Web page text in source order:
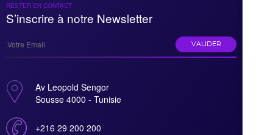
RESTER EN CONTACT
S’inscrire à notre Newsletter
VALIDER
Av Leopold Sengor
Sousse 4000 - Tunisie
+216 29 200 200